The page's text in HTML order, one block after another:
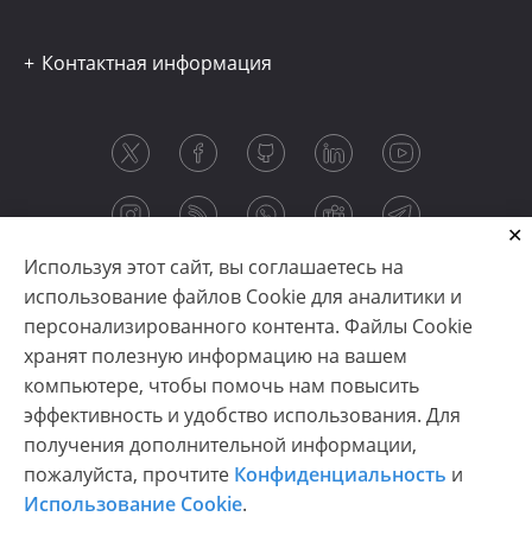
Используя этот сайт, вы соглашаетесь на
использование файлов Cookie для аналитики и
персонализированного контента. Файлы Cookie
хранят полезную информацию на вашем
компьютере, чтобы помочь нам повысить
эффективность и удобство использования. Для
получения дополнительной информации,
пожалуйста, прочтите Конфиденциальность и
Использование Cookie.
Контактная информация
Copyright © 2003-2026 CloudReports sp. z o.o. (dba
Stimulsoft). All rights reserved.
Конфиденциальность